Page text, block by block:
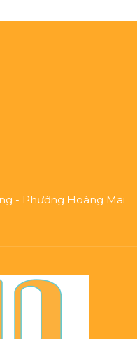
- Phường Hoàng Mai